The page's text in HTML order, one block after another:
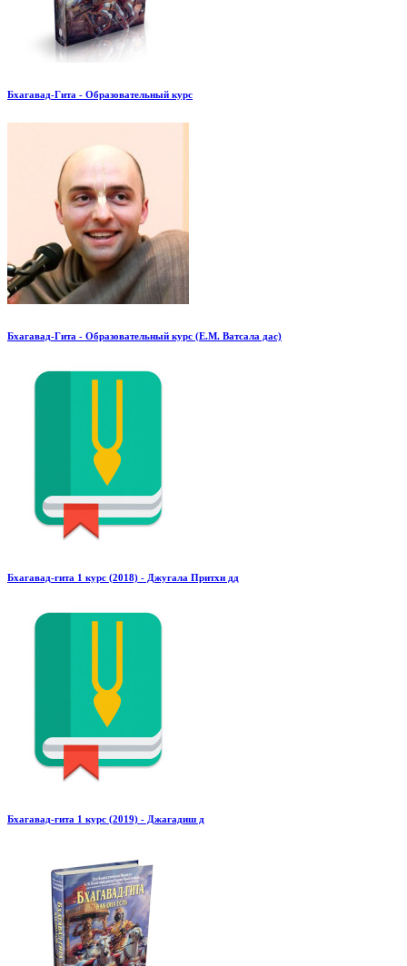
Бхагавад-Гита - Образовательный курс
Бхагавад-Гита - Образовательный курс (Е.М. Ватсала дас)
Бхагавад-гита 1 курс (2018) - Джугала Притхи дд
Бхагавад-гита 1 курс (2019) - Джагадиш д